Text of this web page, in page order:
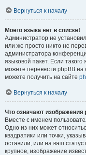
Вернуться к началу
Моего языка нет в списке!
Администратор не
или же просто никто не
администратора
языковой пакет. Если
можете перевести phpBB
можете получить на сайте
Вернуться к началу
Что означают
Вместе с именем
Одно из них может
квадратики или точки,
оставили, или на ваш
крупное, изображение